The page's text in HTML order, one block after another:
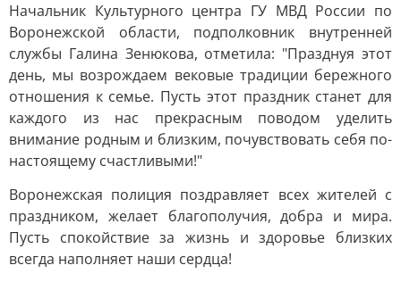
Начальник Культурного центра ГУ МВД России по
Воронежской области, подполковник внутренней
службы Галина Зенюкова, отметила: "Празднуя этот
день, мы возрождаем вековые традиции бережного
отношения к семье. Пусть этот праздник станет для
каждого из нас прекрасным поводом уделить
внимание родным и близким, почувствовать себя по-
настоящему счастливыми!"
Воронежская полиция поздравляет всех жителей с
праздником, желает благополучия, добра и мира.
Пусть спокойствие за жизнь и здоровье близких
всегда наполняет наши сердца!